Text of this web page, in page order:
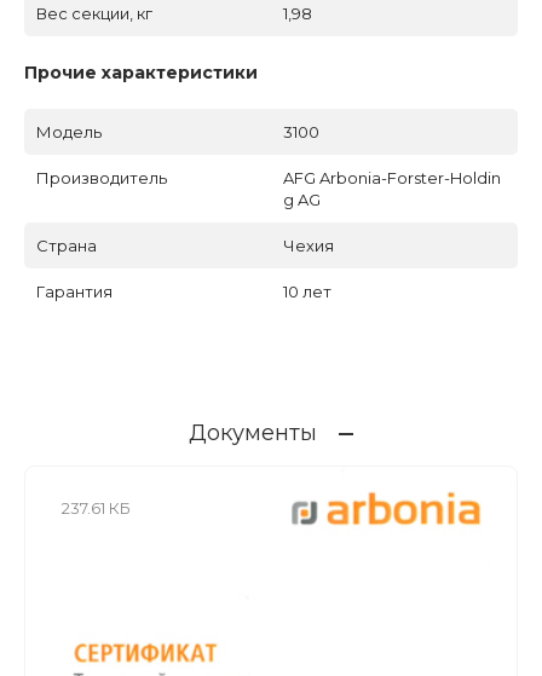
Вес секции, кг 1,98
Прочие характеристики
Модель 3100
Производитель
AFG Arbonia-Forster-Holdin
g AG
Страна Чехия
Гарантия 10 лет
Документы
237.61 КБ